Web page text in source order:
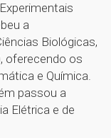
a
Biológicas,
oferecendo os
e Química.
passou a
Elétrica e de